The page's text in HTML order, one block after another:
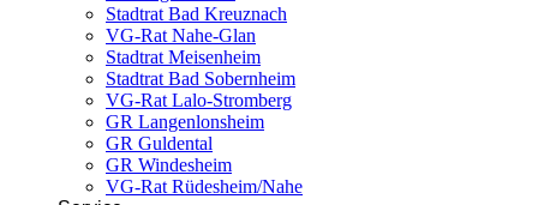
Stadtrat Bad Kreuznach
VG-Rat Nahe-Glan
Stadtrat Meisenheim
Stadtrat Bad Sobernheim
VG-Rat Lalo-Stromberg
GR Langenlonsheim
GR Guldental
GR Windesheim
VG-Rat Rüdesheim/Nahe